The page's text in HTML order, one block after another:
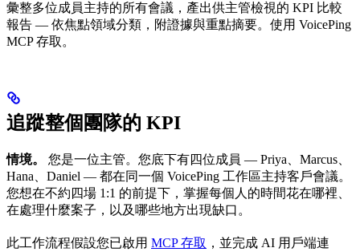
彙整多位成員主持的所有會議，產出供主管檢視的 KPI 比較
報告 — 依焦點領域分類，附證據與重點摘要。使用 VoicePing
MCP 存取。
追蹤整個團隊的 KPI
情境。
您是一位主管。您底下有四位成員 — Priya、Marcus、
Hana、Daniel — 都在同一個 VoicePing 工作區主持客戶會議。
您想在不約四場 1:1 的前提下，掌握每個人的時間花在哪裡、
在處理什麼案子，以及哪些地方出現缺口。
此工作流程假設您已啟用 MCP 存取 ，並完成 AI 用戶端連